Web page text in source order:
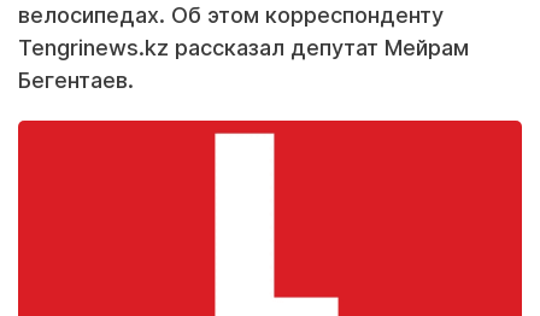
велосипедах. Об этом корреспонденту
Tengrinews.kz рассказал депутат Мейрам
Бегентаев.